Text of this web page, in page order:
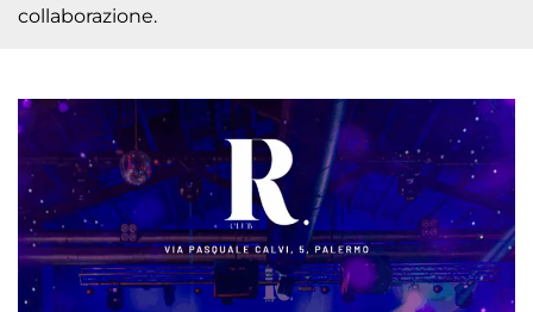
collaborazione.